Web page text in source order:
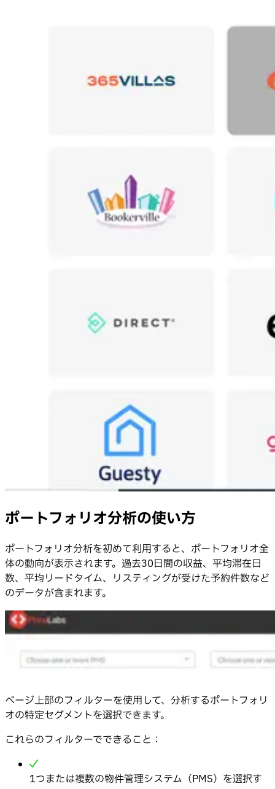
ポートフォリオ分析の使い方
ポートフォリオ分析を初めて利用すると、ポートフォリオ全
体の動向が表示されます。過去30日間の収益、平均滞在日
数、平均リードタイム、リスティングが受けた予約件数など
のデータが含まれます。
ページ上部のフィルターを使用して、分析するポートフォリ
オの特定セグメントを選択できます。
これらのフィルターでできること：
1つまたは複数の物件管理システム（PMS）を選択す